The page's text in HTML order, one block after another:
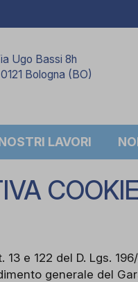
Ugo Bassi 8h
Bologna (BO)
LAVORI
e 122 del D. Lgs.
generale del